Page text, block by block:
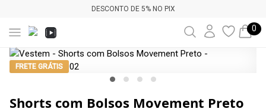
DESCONTO DE 5% NO PIX
0
FRETE GRÁTIS
Shorts com Bolsos Movement Preto